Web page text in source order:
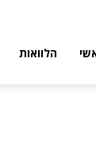
הלוואות